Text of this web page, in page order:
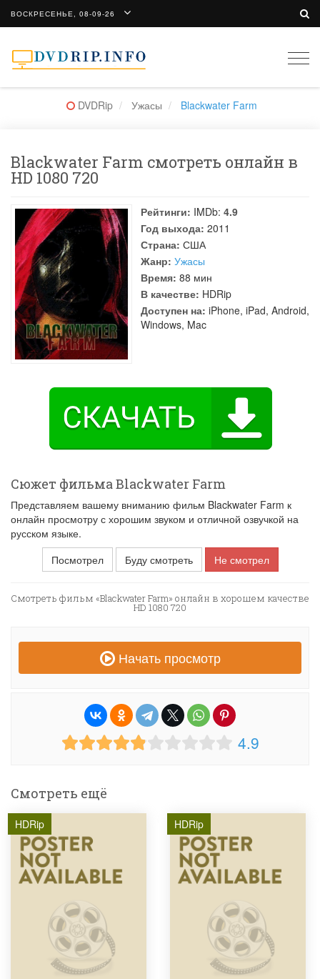
ВОСКРЕСЕНЬЕ, 08-09-26
DVDRip Ужасы Blackwater Farm
Blackwater Farm смотреть онлайн в
HD 1080 720
Рейтинги: IMDb: 4.9
Год выхода: 2011
Страна: США
Жанр: Ужасы
Время: 88 мин
В качестве: HDRip
Доступен на: iPhone, iPad, Android,
Windows, Mac
Сюжет фильма Blackwater Farm
Представляем вашему вниманию фильм Blackwater Farm к
онлайн просмотру с хорошим звуком и отличной озвучкой на
русском языке.
Посмотрел
Буду смотреть Не смотрел
Смотреть фильм «Blackwater Farm» онлайн в хорошем качестве
HD 1080 720
Начать просмотр
4.9
Смотреть ещё
HDRip HDRip